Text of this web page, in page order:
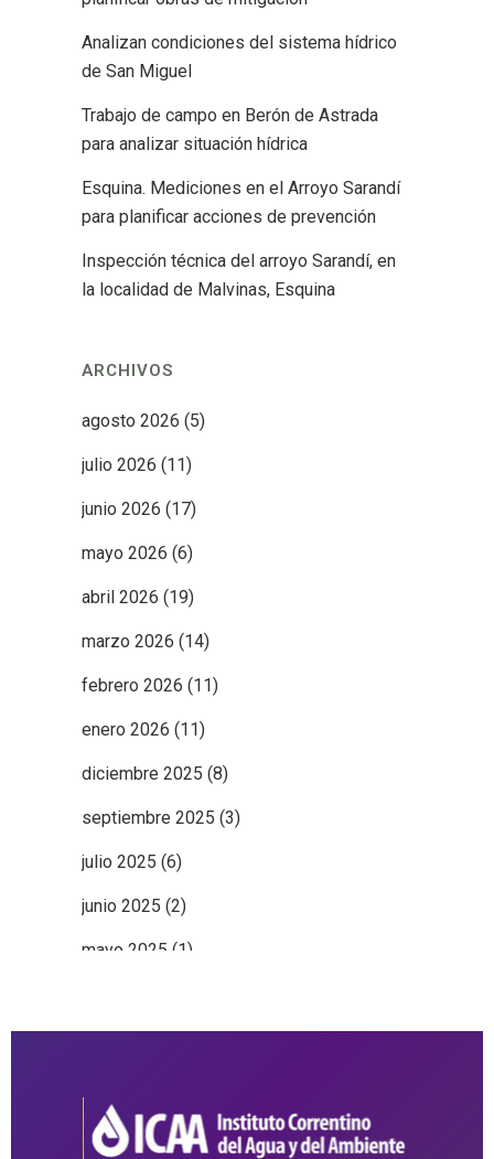
Analizan condiciones del sistema hídrico
de San Miguel
Trabajo de campo en Berón de Astrada
para analizar situación hídrica
Esquina. Mediciones en el Arroyo Sarandí
para planificar acciones de prevención
Inspección técnica del arroyo Sarandí, en
la localidad de Malvinas, Esquina
ARCHIVOS
agosto 2026 (5)
julio 2026 (11)
junio 2026 (17)
mayo 2026 (6)
abril 2026 (19)
marzo 2026 (14)
febrero 2026 (11)
enero 2026 (11)
diciembre 2025 (8)
septiembre 2025 (3)
julio 2025 (6)
junio 2025 (2)
mayo 2025 (1)